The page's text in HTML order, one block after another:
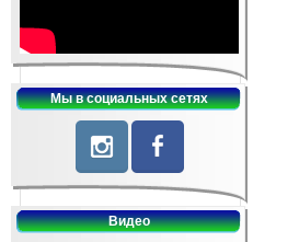
Мы в социальных сетях
Видео